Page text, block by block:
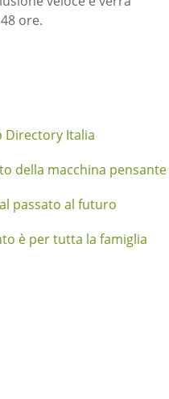
ore.
Directory Italia
della macchina pensante
passato al futuro
è per tutta la famiglia